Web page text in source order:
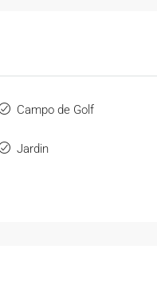
Campo de Golf
Jardin